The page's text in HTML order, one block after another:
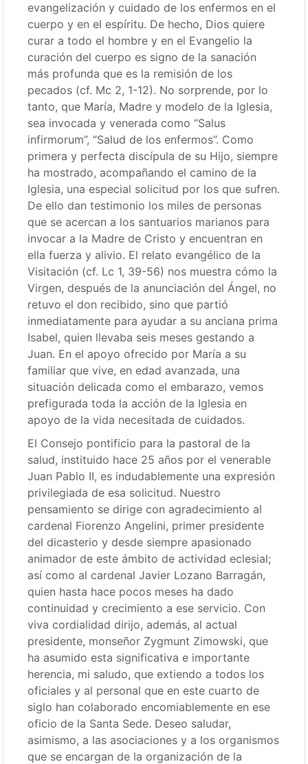
evangelización y cuidado de los enfermos en el
cuerpo y en el espíritu. De hecho, Dios quiere
curar a todo el hombre y en el Evangelio la
curación del cuerpo es signo de la sanación
más profunda que es la remisión de los
pecados (cf. Mc 2, 1-12). No sorprende, por lo
tanto, que María, Madre y modelo de la Iglesia,
sea invocada y venerada como “Salus
infirmorum”, “Salud de los enfermos”. Como
primera y perfecta discípula de su Hijo, siempre
ha mostrado, acompañando el camino de la
Iglesia, una especial solicitud por los que sufren.
De ello dan testimonio los miles de personas
que se acercan a los santuarios marianos para
invocar a la Madre de Cristo y encuentran en
ella fuerza y alivio. El relato evangélico de la
Visitación (cf. Lc 1, 39-56) nos muestra cómo la
Virgen, después de la anunciación del Ángel, no
retuvo el don recibido, sino que partió
inmediatamente para ayudar a su anciana prima
Isabel, quien llevaba seis meses gestando a
Juan. En el apoyo ofrecido por María a su
familiar que vive, en edad avanzada, una
situación delicada como el embarazo, vemos
prefigurada toda la acción de la Iglesia en
apoyo de la vida necesitada de cuidados.
El Consejo pontificio para la pastoral de la
salud, instituido hace 25 años por el venerable
Juan Pablo II, es indudablemente una expresión
privilegiada de esa solicitud. Nuestro
pensamiento se dirige con agradecimiento al
cardenal Fiorenzo Angelini, primer presidente
del dicasterio y desde siempre apasionado
animador de este ámbito de actividad eclesial;
así como al cardenal Javier Lozano Barragán,
quien hasta hace pocos meses ha dado
continuidad y crecimiento a ese servicio. Con
viva cordialidad dirijo, además, al actual
presidente, monseñor Zygmunt Zimowski, que
ha asumido esta significativa e importante
herencia, mi saludo, que extiendo a todos los
oficiales y al personal que en este cuarto de
siglo han colaborado encomiablemente en ese
oficio de la Santa Sede. Deseo saludar,
asimismo, a las asociaciones y a los organismos
que se encargan de la organización de la